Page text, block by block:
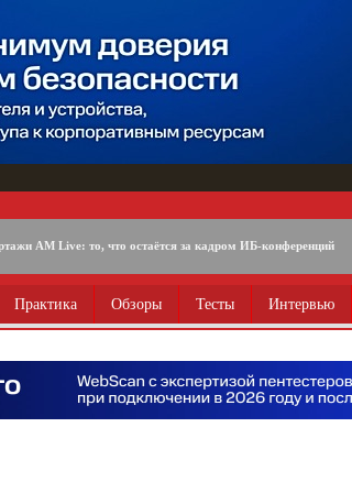
AM Live: то, что остаётся за кадром ИБ-конференций
Практика Обзоры Тесты Интервью